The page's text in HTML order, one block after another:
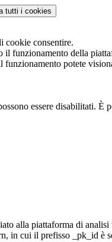
tutti i cookies
cookie consentire.
il funzionamento della
funzionamento potete
essere disabilitati.
alla piattaforma di
in cui il prefisso _pk_id è